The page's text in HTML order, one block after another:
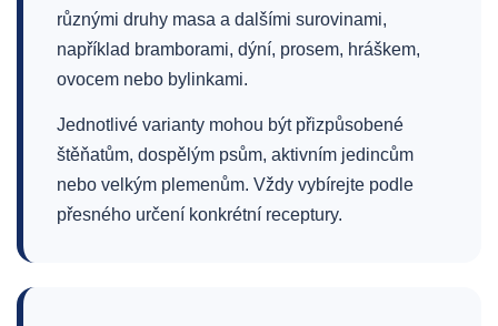
různými druhy masa a dalšími surovinami,
například bramborami, dýní, prosem, hráškem,
ovocem nebo bylinkami.
Jednotlivé varianty mohou být přizpůsobené
štěňatům, dospělým psům, aktivním jedincům
nebo velkým plemenům. Vždy vybírejte podle
přesného určení konkrétní receptury.